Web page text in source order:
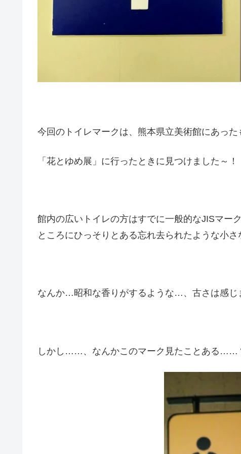
今回のトイレマークは、熊本県立美術館にあった
「花とゆめ展」に行ったときに見つけました～！
館内の広いトイレの方はすでに一般的なJISマー
ところにひっそりとある忘れ去られたような小さ
なんか…昭和な香りがするような…、古さは感じ
しかし……、なんかこのマーク見たことある……